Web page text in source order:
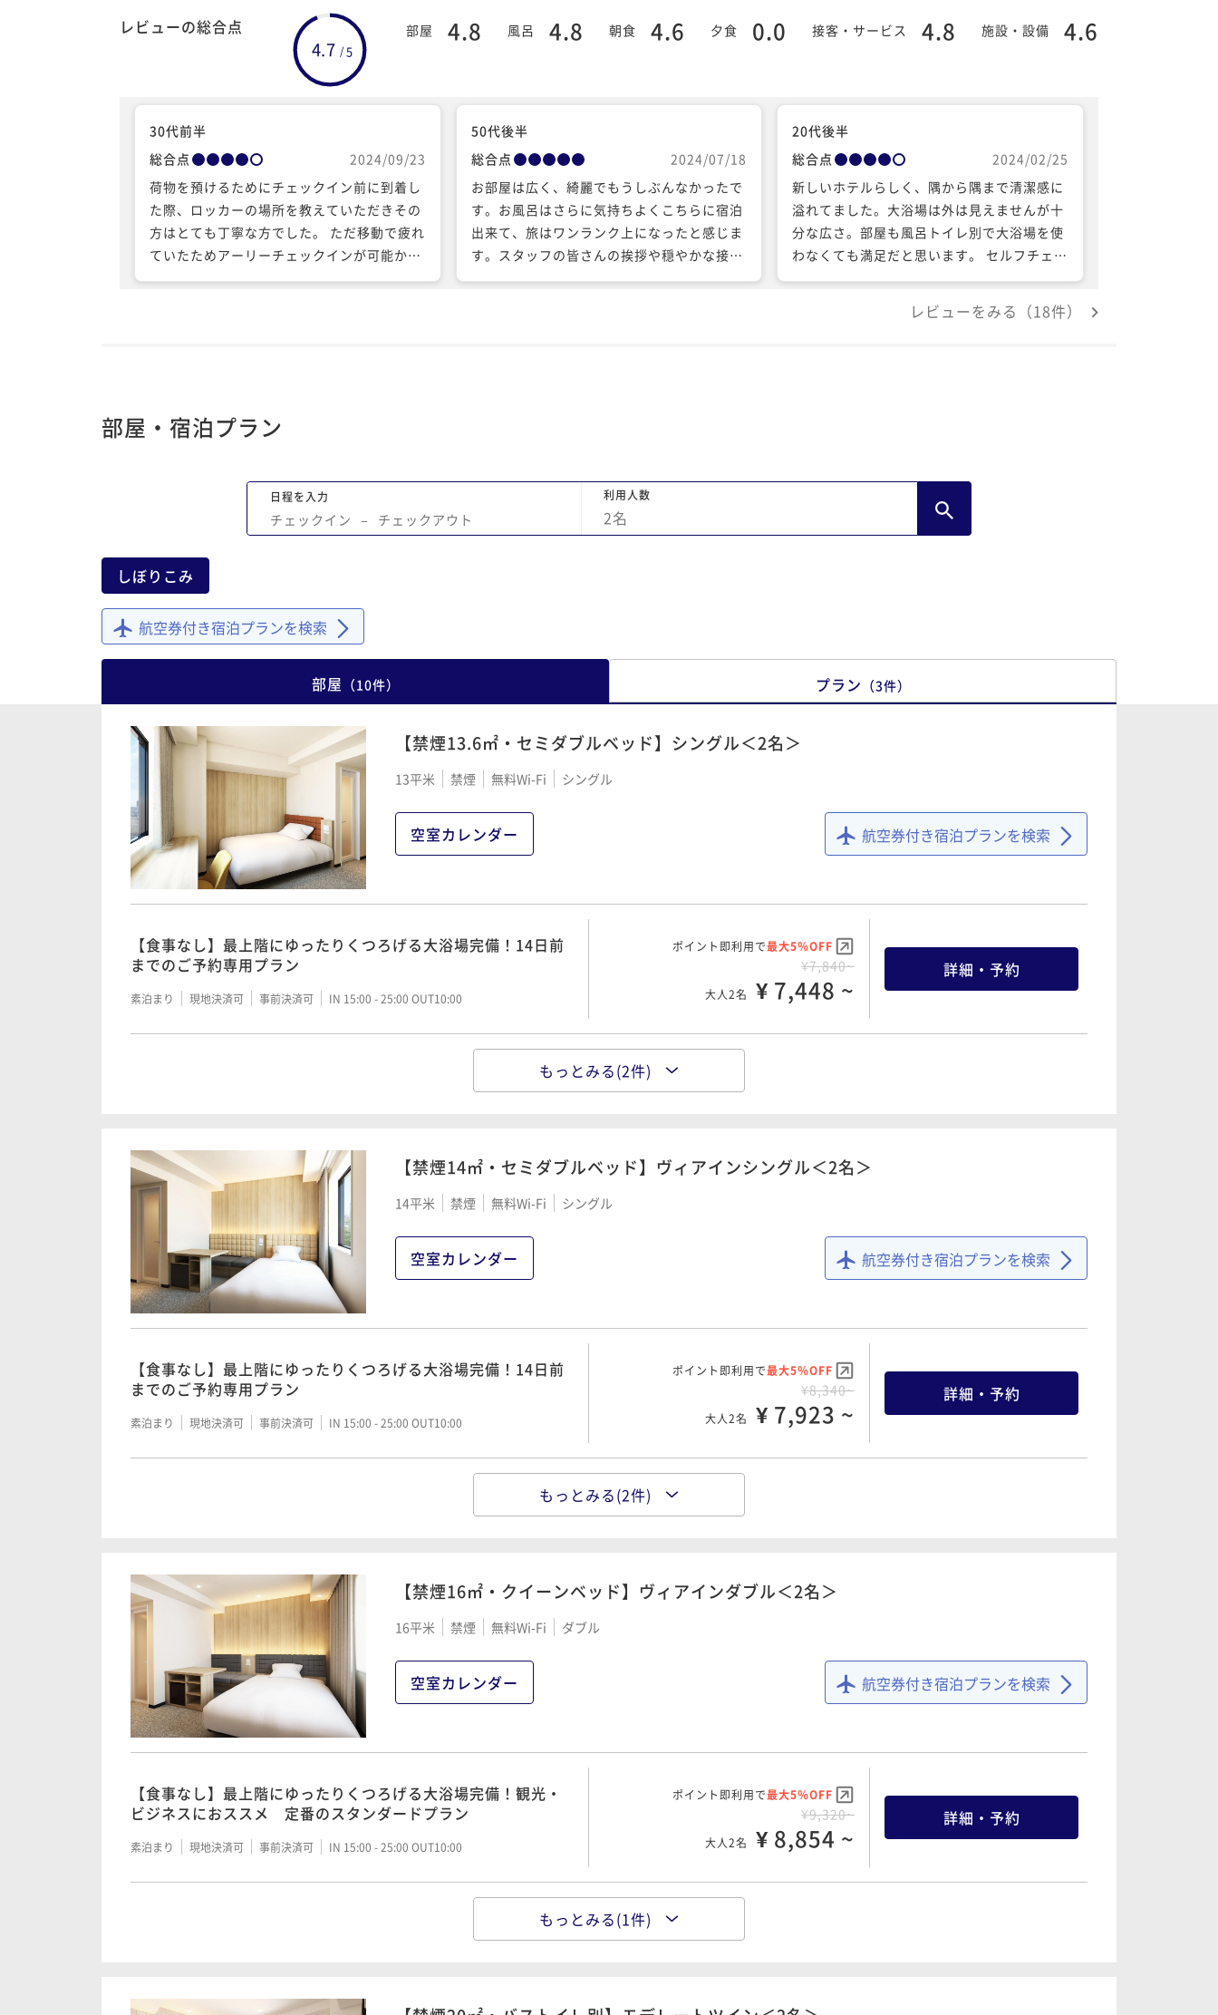
レビューの総合点
4.7 /5
部屋 4.8 風呂 4.8 朝食 4.6 夕食 0.0 接客・サービス 4.8 施設・設備 4.6
30代前半
総合点
2024/09/23
荷物を預けるためにチェックイン前に到着し
た際、ロッカーの場所を教えていただきその
方はとても丁寧な方でした。 ただ移動で疲れ
ていたためアーリーチェックインが可能か確
認したところ可能だったのでお願いしました
テルには宿泊したことがありましたがこちら
のホテルは初めてだったので説明していただ
したし快適に過ごせました。近くにコンビニ
も飲食店もありますし地下鉄出口からも近い
ので移動等はかなり楽かなと思います。
50代後半
総合点
2024/07/18
お部屋は広く、綺麗でもうしぶんなかったで
す。お風呂はさらに気持ちよくこちらに宿泊
出来て、旅はワンランク上になったと感じま
す。スタッフの皆さんの挨拶や穏やかな接客
も好印象でした。またそちらへの旅には是非
20代後半
総合点
2024/02/25
新しいホテルらしく、隅から隅まで清潔感に
溢れてました。大浴場は外は見えませんが十
分な広さ。部屋も風呂トイレ別で大浴場を使
わなくても満足だと思います。 セルフチェッ
クインなのでスタッフさん達とあまり接さな
かったので評価は据え置きで 一つだけ、部屋
のハンドソープの香りですが、強すぎてフロ
レビューをみる（18件）
部屋・宿泊プラン
日程を入力
チェックイン − チェックアウト
利用人数
2名
しぼりこみ
航空券付き宿泊プランを検索
部屋 （10件） プラン （3件）
【禁煙13.6㎡・セミダブルベッド】シングル＜2名＞
13平米 禁煙 無料Wi-Fi シングル
空室カレンダー 航空券付き宿泊プランを検索
【食事なし】最上階にゆったりくつろげる大浴場完備！14日前
までのご予約専用プラン
素泊まり 現地決済可 事前決済可 IN 15:00 - 25:00 OUT10:00
ポイント即利用で最大5％OFF
¥7,840~
大人2名 ¥ 7,448 ~
詳細・予約
【食事なし】最上階にゆったりくつろげる大浴場完備！観光・
ポイント即利用で
【朝食付き】最上階にゆったりくつろげる大浴場完備！観光・
ビジネスにおススメ 定番のスタンダードプラン
朝食付き 現地決済可 事前決済可 IN 15:00 - 25:00 OUT10:00 ¥ 11,609 ~
もっとみる(2件)
【禁煙14㎡・セミダブルベッド】ヴィアインシングル＜2名＞
14平米 禁煙 無料Wi-Fi シングル
空室カレンダー 航空券付き宿泊プランを検索
【食事なし】最上階にゆったりくつろげる大浴場完備！14日前
までのご予約専用プラン
素泊まり 現地決済可 事前決済可 IN 15:00 - 25:00 OUT10:00
ポイント即利用で最大5％OFF
¥8,340~
大人2名 ¥ 7,923 ~
詳細・予約
【食事なし】最上階にゆったりくつろげる大浴場完備！観光・
ポイント即利用で
【朝食付き】最上階にゆったりくつろげる大浴場完備！観光・
ビジネスにおススメ 定番のスタンダードプラン
朝食付き 現地決済可 事前決済可 IN 15:00 - 25:00 OUT10:00 ¥ 12,122 ~
もっとみる(2件)
【禁煙16㎡・クイーンベッド】ヴィアインダブル＜2名＞
16平米 禁煙 無料Wi-Fi ダブル
空室カレンダー 航空券付き宿泊プランを検索
【食事なし】最上階にゆったりくつろげる大浴場完備！観光・
ビジネスにおススメ 定番のスタンダードプラン
素泊まり 現地決済可 事前決済可 IN 15:00 - 25:00 OUT10:00
ポイント即利用で最大5％OFF
¥9,320~
大人2名 ¥ 8,854 ~
詳細・予約
【朝食付き】最上階にゆったりくつろげる大浴場完備！観光・
ポイント即利用で
もっとみる(1件)